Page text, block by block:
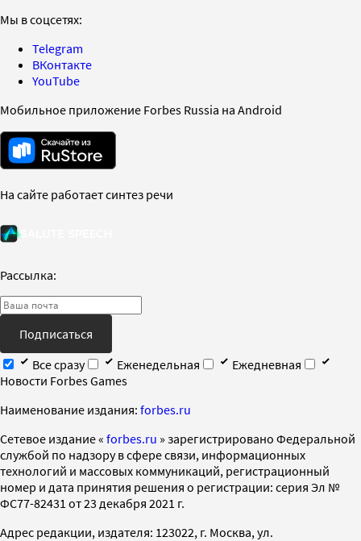
Мы в соцсетях:
Telegram
ВКонтакте
YouTube
Мобильное приложение Forbes Russia на Android
На сайте работает синтез речи
Рассылка:
Подписаться
Все сразу
Еженедельная
Ежедневная
Новости Forbes Games
Наименование издания: forbes.ru
Cетевое издание « forbes.ru » зарегистрировано Федеральной
службой по надзору в сфере связи, информационных
технологий и массовых коммуникаций, регистрационный
номер и дата принятия решения о регистрации: серия Эл №
ФС77-82431 от 23 декабря 2021 г.
Адрес редакции, издателя: 123022, г. Москва, ул.